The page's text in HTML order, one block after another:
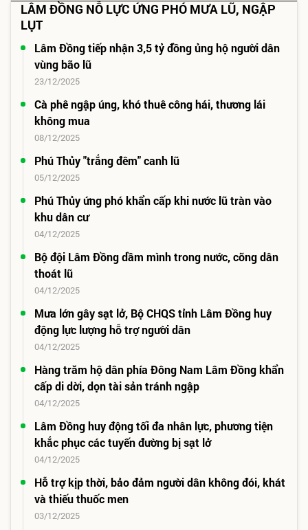
LÂM ĐỒNG NỖ LỰC ỨNG PHÓ MƯA LŨ, NGẬP
LỤT
Lâm Đồng tiếp nhận 3,5 tỷ đồng ủng hộ người dân
vùng bão lũ
23/12/2025
Cà phê ngập úng, khó thuê công hái, thương lái
không mua
08/12/2025
Phú Thủy "trắng đêm" canh lũ
05/12/2025
Phú Thủy ứng phó khẩn cấp khi nước lũ tràn vào
khu dân cư
04/12/2025
Bộ đội Lâm Đồng dầm mình trong nước, cõng dân
thoát lũ
04/12/2025
Mưa lớn gây sạt lở, Bộ CHQS tỉnh Lâm Đồng huy
động lực lượng hỗ trợ người dân
04/12/2025
Hàng trăm hộ dân phía Đông Nam Lâm Đồng khẩn
cấp di dời, dọn tài sản tránh ngập
04/12/2025
Lâm Đồng huy động tối đa nhân lực, phương tiện
khắc phục các tuyến đường bị sạt lở
04/12/2025
Hỗ trợ kịp thời, bảo đảm người dân không đói, khát
và thiếu thuốc men
03/12/2025